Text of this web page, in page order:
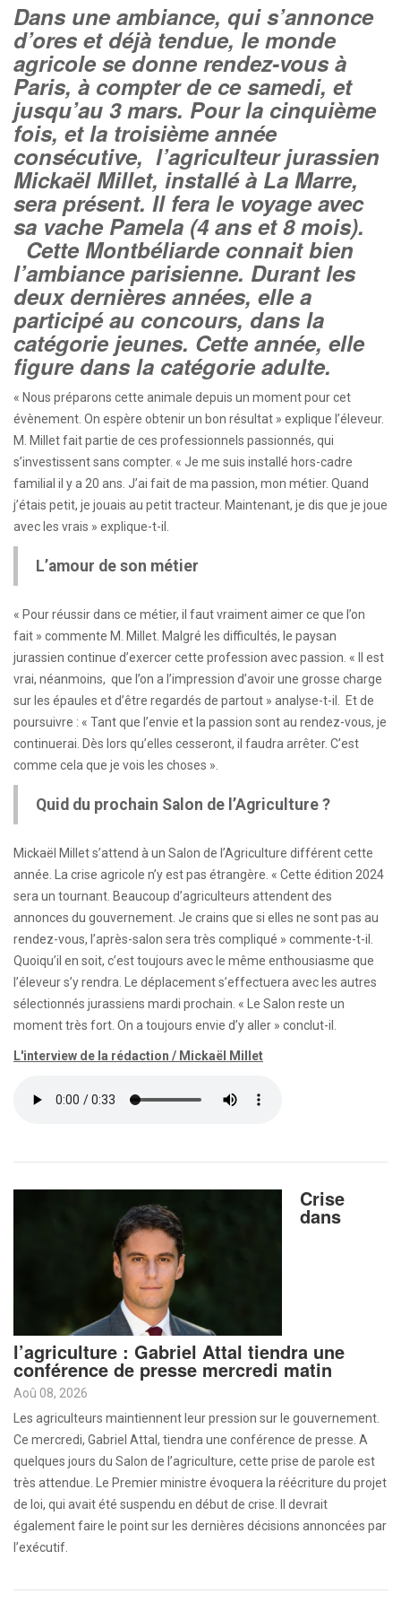
Dans une ambiance, qui s’annonce
d’ores et déjà tendue, le monde
agricole se donne rendez-vous à
Paris, à compter de ce samedi, et
jusqu’au 3 mars. Pour la cinquième
fois, et la troisième année
consécutive, l’agriculteur jurassien
Mickaël Millet, installé à La Marre,
sera présent. Il fera le voyage avec
sa vache Pamela (4 ans et 8 mois).
Cette Montbéliarde connait bien
l’ambiance parisienne. Durant les
deux dernières années, elle a
participé au concours, dans la
catégorie jeunes. Cette année, elle
figure dans la catégorie adulte.
« Nous préparons cette animale depuis un moment pour cet
évènement. On espère obtenir un bon résultat » explique l’éleveur.
M. Millet fait partie de ces professionnels passionnés, qui
s’investissent sans compter. « Je me suis installé hors-cadre
familial il y a 20 ans. J’ai fait de ma passion, mon métier. Quand
j’étais petit, je jouais au petit tracteur. Maintenant, je dis que je joue
avec les vrais » explique-t-il.
L’amour de son métier
« Pour réussir dans ce métier, il faut vraiment aimer ce que l’on
fait » commente M. Millet. Malgré les difficultés, le paysan
jurassien continue d’exercer cette profession avec passion. « Il est
vrai, néanmoins, que l’on a l’impression d’avoir une grosse charge
sur les épaules et d’être regardés de partout » analyse-t-il. Et de
poursuivre : « Tant que l’envie et la passion sont au rendez-vous, je
continuerai. Dès lors qu’elles cesseront, il faudra arrêter. C’est
comme cela que je vois les choses ».
Quid du prochain Salon de l’Agriculture ?
Mickaël Millet s’attend à un Salon de l’Agriculture différent cette
année. La crise agricole n’y est pas étrangère. « Cette édition 2024
sera un tournant. Beaucoup d’agriculteurs attendent des
annonces du gouvernement. Je crains que si elles ne sont pas au
rendez-vous, l’après-salon sera très compliqué » commente-t-il.
Quoiqu’il en soit, c’est toujours avec le même enthousiasme que
l’éleveur s’y rendra. Le déplacement s’effectuera avec les autres
sélectionnés jurassiens mardi prochain. « Le Salon reste un
moment très fort. On a toujours envie d’y aller » conclut-il.
L'interview de la rédaction / Mickaël Millet
Crise
dans
l’agriculture : Gabriel Attal tiendra une
conférence de presse mercredi matin
Aoû 08, 2026
Les agriculteurs maintiennent leur pression sur le gouvernement.
Ce mercredi, Gabriel Attal, tiendra une conférence de presse. A
quelques jours du Salon de l’agriculture, cette prise de parole est
très attendue. Le Premier ministre évoquera la réécriture du projet
de loi, qui avait été suspendu en début de crise. Il devrait
également faire le point sur les dernières décisions annoncées par
l’exécutif.